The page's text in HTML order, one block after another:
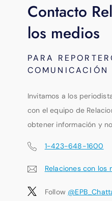
Contacto
los medios
PARA
COMUNICACIÓN
Invitamos a los
con el equipo de
obtener información y
1-423-648-1600
Relaciones con los
Follow